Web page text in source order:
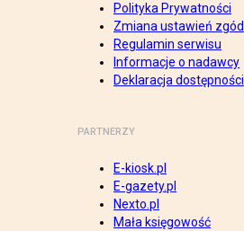
Polityka Prywatności
Zmiana ustawień zgód
Regulamin serwisu
Informacje o nadawcy
Deklaracja dostępności
PARTNERZY
E-kiosk.pl
E-gazety.pl
Nexto.pl
Mała księgowość